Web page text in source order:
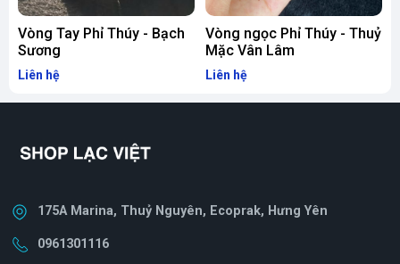
Vòng Tay Phỉ Thúy - Bạch
Sương
Liên hệ
Vòng ngọc Phỉ Thúy - Thuỷ
Mặc Vân Lâm
Liên hệ
175A Marina, Thuỷ Nguyên, Ecoprak, Hưng Yên
0961301116